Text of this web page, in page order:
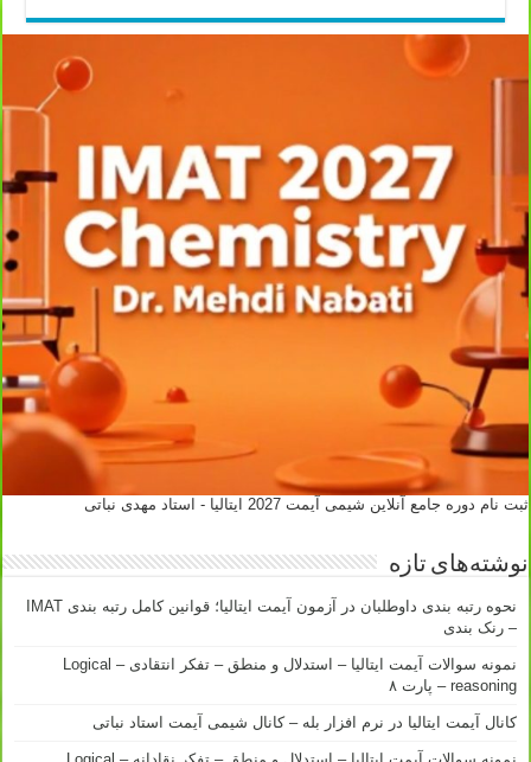
ثبت نام دوره جامع آنلاین شیمی آیمت 2027 ایتالیا - استاد مهدی نباتی
نوشته‌های تازه
نحوه رتبه بندی داوطلبان در آزمون آیمت ایتالیا؛ قوانین کامل رتبه بندی IMAT
– رنک بندی
نمونه سوالات آیمت ایتالیا – استدلال و منطق – تفکر انتقادی – Logical
reasoning – پارت ۸
کانال آیمت ایتالیا در نرم افزار بله – کانال شیمی آیمت استاد نباتی